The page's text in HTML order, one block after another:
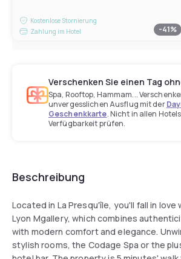
Kostenlose Stornierung
Zahlung im Hotel
-41%
Verschenken Sie einen Tag
Spa, Rooftop, Hammam...
unvergesslichen Ausflug mit der
Geschenkkarte. Nicht in allen
Verfügbarkeit prüfen.
Beschreibung
Located in La Presqu'île, you'll fall in
Lyon Mgallery, which combines
with modern comfort and elegance.
stylish rooms, the Codage Spa or the